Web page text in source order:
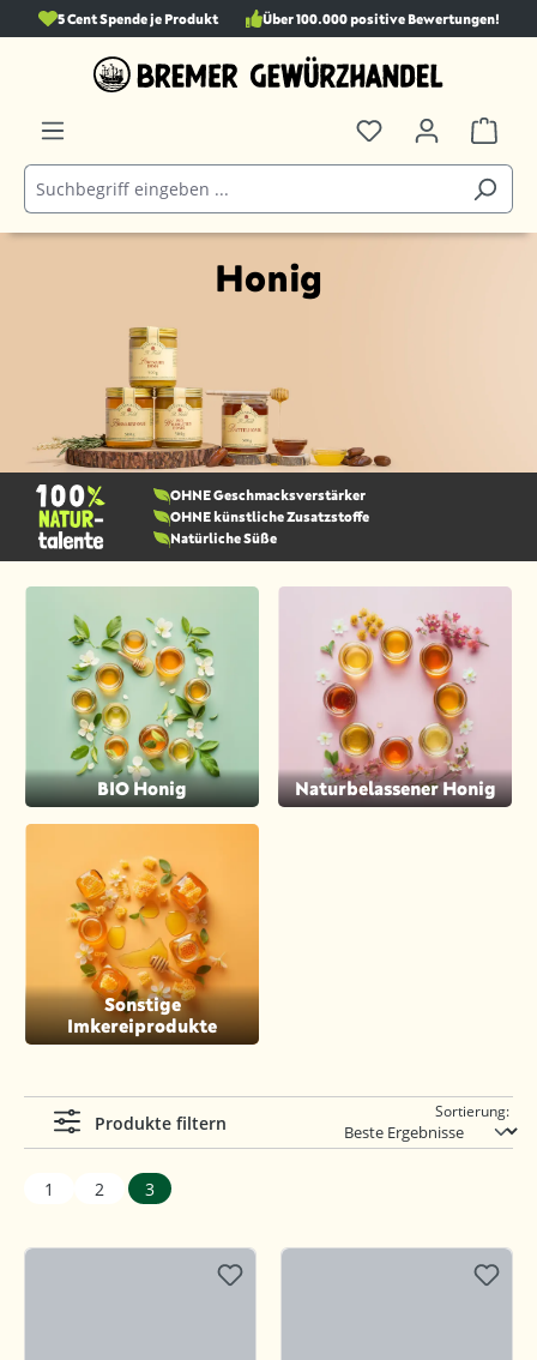
springen
5 Cent Spende je Produkt Über 100.000 positive Bewertungen!
Honig
OHNE Geschmacks­verstärker
OHNE künstliche Zusatzstoffe
Natürliche Süße
BIO Honig Naturbelassener Honig
Sonstige
Imkereiprodukte
Produkte filtern
1 2 3
Sortierung: